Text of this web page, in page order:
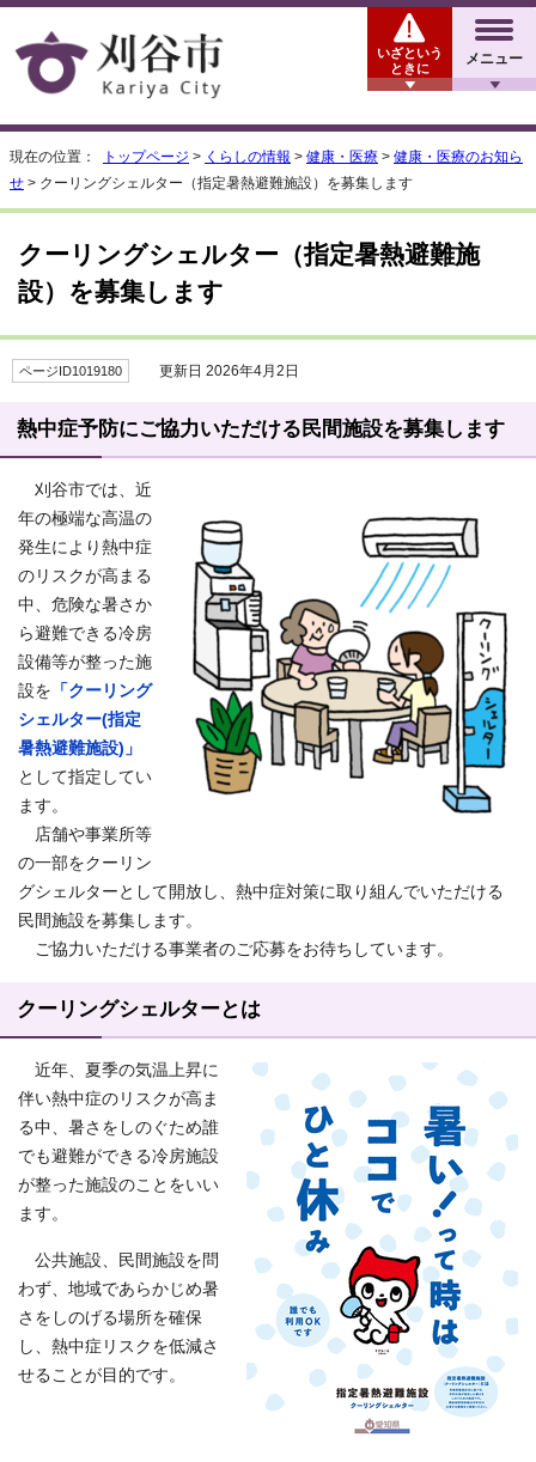
メニュー
いざという
ときに
現在の位置： トップページ > くらしの情報 > 健康・医療 > 健康・医療のお知ら
せ > クーリングシェルター（指定暑熱避難施設）を募集します
クーリングシェルター（指定暑熱避難施
設）を募集します
ページID1019180 更新日 2026年4月2日
熱中症予防にご協力いただける民間施設を募集します
刈谷市では、近
年の極端な高温の
発生により熱中症
のリスクが高まる
中、危険な暑さか
ら避難できる冷房
設備等が整った施
設を 「クーリング
シェルター(指定
暑熱避難施設)」
として指定してい
ます。
店舗や事業所等
の一部をクーリン
グシェルターとして開放し、熱中症対策に取り組んでいただける
民間施設を募集します。
ご協力いただける事業者のご応募をお待ちしています。
クーリングシェルターとは
近年、夏季の気温上昇に
伴い熱中症のリスクが高ま
る中、暑さをしのぐため誰
でも避難ができる冷房施設
が整った施設のことをいい
ます。
公共施設、民間施設を問
わず、地域であらかじめ暑
さをしのげる場所を確保
し、熱中症リスクを低減さ
せることが目的です。